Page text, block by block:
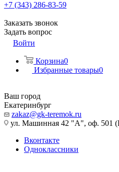
+7 (343) 286-83-59
Заказать звонок
Задать вопрос
Войти
Корзина0
Избранные товары0
Ваш город
Екатеринбург
zakaz@gk-teremok.ru
ул. Машинная 42 "А", оф. 501
Вконтакте
Одноклассники